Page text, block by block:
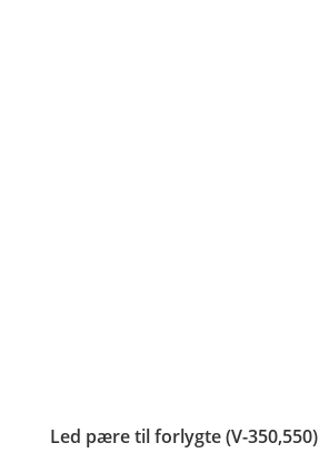
Led pære til forlygte (V-350,550)